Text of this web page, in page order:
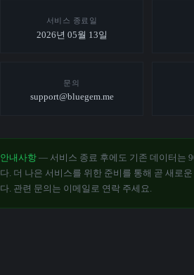
서비스 종료일
2026년 05월 13일
문의
support@bluegem.me
안내사항 — 서비스 종료 후에도 기존 데이터는
다. 더 나은 서비스를 위한 준비를 통해 곧 새로
다. 관련 문의는 이메일로 연락 주세요.